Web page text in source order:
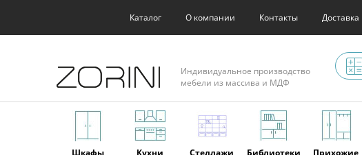
Каталог О компании Контакты Доставка
Индивидуальное производство
мебели из массива и МДФ
Шкафы Кухни Стеллажи Библиотеки Прихожие